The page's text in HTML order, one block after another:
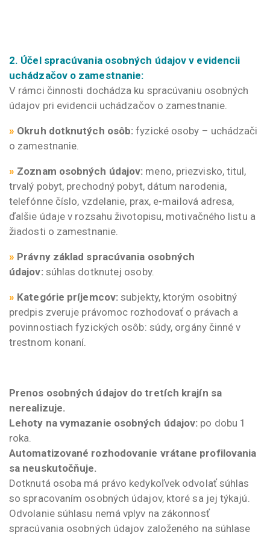
2. Účel spracúvania osobných údajov v evidencii
uchádzačov o zamestnanie:
V rámci činnosti dochádza ku spracúvaniu osobných
údajov pri evidencii uchádzačov o zamestnanie.
» Okruh dotknutých osôb: fyzické osoby – uchádzači
o zamestnanie.
» Zoznam osobných údajov: meno, priezvisko, titul,
trvalý pobyt, prechodný pobyt, dátum narodenia,
telefónne číslo, vzdelanie, prax, e-mailová adresa,
ďalšie údaje v rozsahu životopisu, motivačného listu a
žiadosti o zamestnanie.
» Právny základ spracúvania osobných
údajov:súhlas dotknutej osoby.
» Kategórie príjemcov: subjekty, ktorým osobitný
predpis zveruje právomoc rozhodovať o právach a
povinnostiach fyzických osôb: súdy, orgány činné v
trestnom konaní.
Prenos osobných údajov do tretích krajín sa
nerealizuje.
Lehoty na vymazanie osobných údajov: po dobu 1
roka.
Automatizované rozhodovanie vrátane profilovania
sa neuskutočňuje.
Dotknutá osoba má právo kedykoľvek odvolať súhlas
so spracovaním osobných údajov, ktoré sa jej týkajú.
Odvolanie súhlasu nemá vplyv na zákonnosť
spracúvania osobných údajov založeného na súhlase